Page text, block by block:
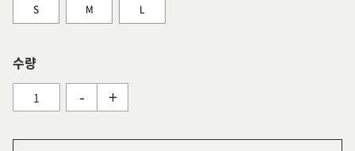
S M L
수량
- +